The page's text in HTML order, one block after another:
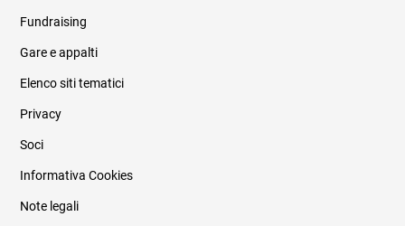
Informazioni legali e trasparenza
Fundraising
Gare e appalti
Elenco siti tematici
Privacy
Soci
Informativa Cookies
Note legali